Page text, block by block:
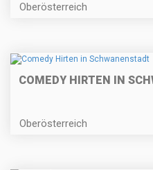
Oberösterreich
COMEDY HIRTEN IN
Oberösterreich